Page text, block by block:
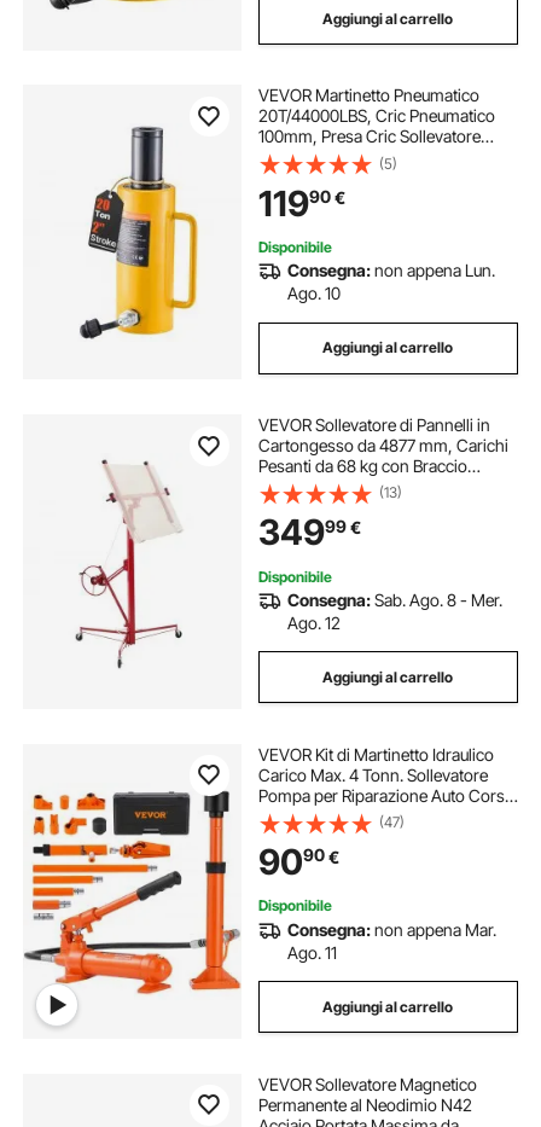
Aggiungi al carrello
VEVOR Martinetto Pneumatico
20T/44000LBS, Cric Pneumatico
100mm, Presa Cric Sollevatore
Pneumatica in Metallo Resistente
con Verniciatura a Spruzzo, Cric
Pneumatico per Auto con Testa di
Connessione
(5)
11990€
Disponibile
Consegna:non appena Lun.
Ago. 10
Aggiungi al carrello
VEVOR Sollevatore di Pannelli in
Cartongesso da 4877 mm, Carichi
Pesanti da 68 kg con Braccio
Telescopico Regolabile, Ruote
Bloccabile, Ideale per Installazioni
su Soffitti e Pareti Rosso
(13)
34999€
Disponibile
Consegna:Sab. Ago. 8 - Mer.
Ago. 12
Aggiungi al carrello
VEVOR Kit di Martinetto Idraulico
Carico Max. 4 Tonn. Sollevatore
Pompa per Riparazione Auto Corsa
da 125 mm, Kit Utensili Sollevatore
Idraulico Tipo d'Olio HV15 Cilindro
Q235B Anello di Tenuta TPU
(47)
9090€
Disponibile
Consegna:non appena Mar.
Ago. 11
Aggiungi al carrello
VEVOR Sollevatore Magnetico
Permanente al Neodimio N42